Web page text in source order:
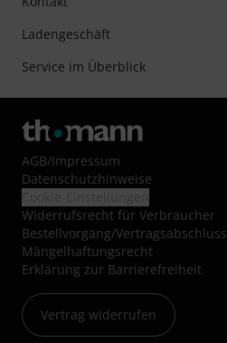
Ladengeschäft
Service im Überblick
AGB/Impressum
Datenschutzhinweise
Widerrufsrecht für Verbraucher
Bestellvorgang/Vertragsabschluss
Mängelhaftungsrecht
Erklärung zur Barrierefreiheit
Vertrag widerrufen